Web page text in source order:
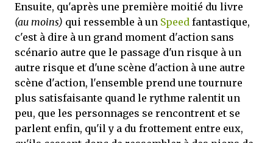
Ensuite, qu'après une première moitié du livre
(au moins) qui ressemble à un Speed fantastique,
c'est à dire à un grand moment d'action sans
scénario autre que le passage d'un risque à un
autre risque et d'une scène d'action à une autre
scène d'action, l'ensemble prend une tournure
plus satisfaisante quand le rythme ralentit un
peu, que les personnages se rencontrent et se
parlent enfin, qu'il y a du frottement entre eux,